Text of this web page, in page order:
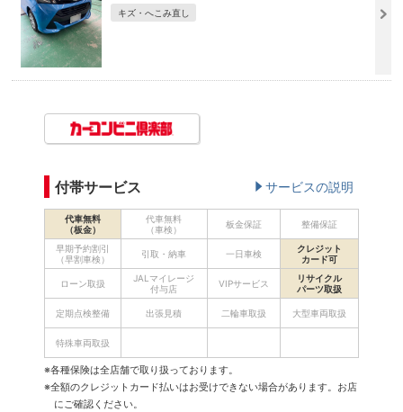
キズ・へこみ直し
付帯サービス サービスの説明
代車無料
（板金）
代車無料
（車検）
板金保証 整備保証
早期予約割引
（早割車検）
引取・納車 一日車検
クレジット
カード可
ローン取扱
JALマイレージ
付与店
VIPサービス
リサイクル
パーツ取扱
定期点検整備 出張見積 二輪車取扱 大型車両取扱
特殊車両取扱
※各種保険は全店舗で取り扱っております。
※全額のクレジットカード払いはお受けできない場合があります。お店
にご確認ください。